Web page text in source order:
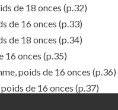
de 18 onces (p.32)
de 16 onces (p.33)
de 18 onces (p.34)
16 onces (p.35)
poids de 16 onces (p.36)
de 16 onces (p.37)